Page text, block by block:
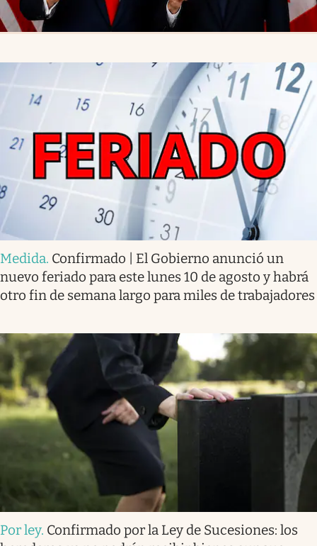
Medida. Confirmado | El Gobierno anunció un
nuevo feriado para este lunes 10 de agosto y habrá
otro fin de semana largo para miles de trabajadores
Por ley. Confirmado por la Ley de Sucesiones: los